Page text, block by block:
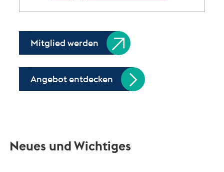
Mitglied werden
Angebot entdecken
Neues und Wichtiges